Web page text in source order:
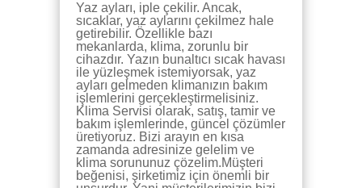
Yaz ayları, iple çekilir. Ancak,
sıcaklar, yaz aylarını çekilmez hale
getirebilir. Özellikle bazı
mekanlarda, klima, zorunlu bir
cihazdır. Yazın bunaltıcı sıcak havası
ile yüzleşmek istemiyorsak, yaz
ayları gelmeden klimanızın bakım
işlemlerini gerçekleştirmelisiniz.
Klima Servisi olarak, satış, tamir ve
bakım işlemlerinde, güncel çözümler
üretiyoruz. Bizi arayın en kısa
zamanda adresinize gelelim ve
klima sorununuz çözelim.Müşteri
beğenisi, şirketimiz için önemli bir